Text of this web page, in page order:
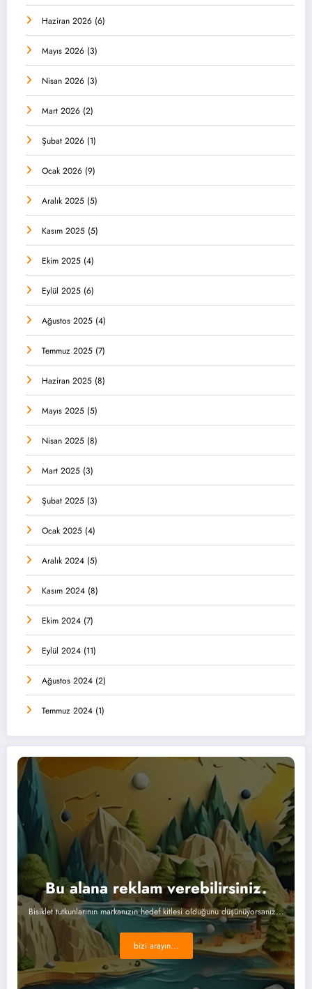
Haziran 2026 (6)
Mayıs 2026 (3)
Nisan 2026 (3)
Mart 2026 (2)
Şubat 2026 (1)
Ocak 2026 (9)
Aralık 2025 (5)
Kasım 2025 (5)
Ekim 2025 (4)
Eylül 2025 (6)
Ağustos 2025 (4)
Temmuz 2025 (7)
Haziran 2025 (8)
Mayıs 2025 (5)
Nisan 2025 (8)
Mart 2025 (3)
Şubat 2025 (3)
Ocak 2025 (4)
Aralık 2024 (5)
Kasım 2024 (8)
Ekim 2024 (7)
Eylül 2024 (11)
Ağustos 2024 (2)
Temmuz 2024 (1)
Bu alana reklam verebilirsiniz.
Bisiklet tutkunlarının markanızın hedef kitlesi olduğunu düşünüyorsanız...
bizi arayın...